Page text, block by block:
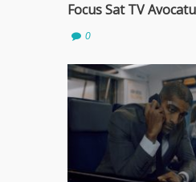
Focus Sat TV
0